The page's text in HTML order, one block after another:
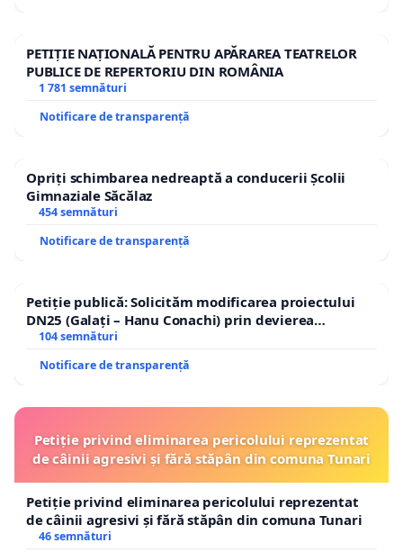
PETIȚIE NAȚIONALĂ PENTRU APĂRAREA TEATRELOR
PUBLICE DE REPERTORIU DIN ROMÂNIA
1 781 semnături
Notificare de transparență
Opriți schimbarea nedreaptă a conducerii Școlii
Gimnaziale Săcălaz
454 semnături
Notificare de transparență
Petiție publică: Solicităm modificarea proiectului
DN25 (Galați – Hanu Conachi) prin devierea
traseului în afara localităților!
104 semnături
Notificare de transparență
Petiție privind eliminarea pericolului reprezentat
de câinii agresivi și fără stăpân din comuna Tunari
Petiție privind eliminarea pericolului reprezentat
de câinii agresivi și fără stăpân din comuna Tunari
46 semnături